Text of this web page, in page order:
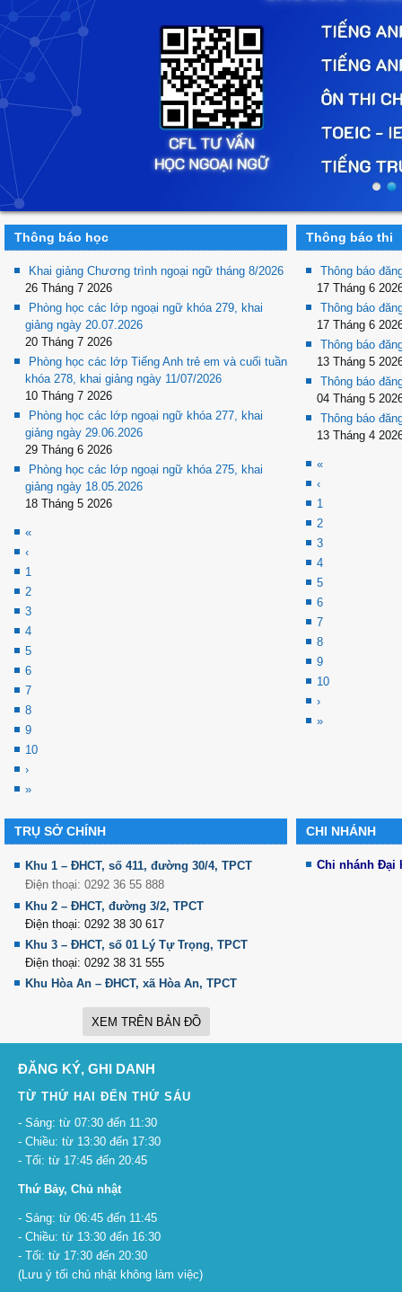
Thông báo học
Khai giảng Chương trình ngoại ngữ tháng 8/2026
26 Tháng 7 2026
Phòng học các lớp ngoại ngữ khóa 279, khai
giảng ngày 20.07.2026
20 Tháng 7 2026
Phòng học các lớp Tiếng Anh trẻ em và cuối tuần
khóa 278, khai giảng ngày 11/07/2026
10 Tháng 7 2026
Phòng học các lớp ngoại ngữ khóa 277, khai
giảng ngày 29.06.2026
29 Tháng 6 2026
Phòng học các lớp ngoại ngữ khóa 275, khai
giảng ngày 18.05.2026
18 Tháng 5 2026
«
‹
1
2
3
4
5
6
7
8
9
10
›
»
Thông báo thi
Thông báo
17 Tháng 6
Thông báo
17 Tháng 6
Thông báo
13 Tháng 5
Thông báo
04 Tháng 5
Thông báo
13 Tháng 4
«
‹
1
2
3
4
5
6
7
8
9
10
›
»
TRỤ SỞ CHÍNH
Khu 1 – ĐHCT, số 411, đường 30/4, TPCT
Điện thoại: 0292 36 55 888
Khu 2 – ĐHCT, đường 3/2, TPCT
Điện thoại: 0292 38 30 617
Khu 3 – ĐHCT, số 01 Lý Tự Trọng, TPCT
Điện thoại: 0292 38 31 555
Khu Hòa An – ĐHCT, xã Hòa An, TPCT
XEM TRÊN BẢN ĐỒ
CHI NHÁNH
Chi nhánh Đại
ĐĂNG KÝ, GHI DANH
TỪ THỨ HAI ĐẾN THỨ SÁU
- Sáng: từ 07:30 đến 11:30
- Chiều: từ 13:30 đến 17:30
- Tối: từ 17:45 đến 20:45
Thứ Bảy, Chủ nhật
- Sáng: từ 06:45 đến 11:45
- Chiều: từ 13:30 đến 16:30
- Tối: từ 17:30 đến 20:30
(Lưu ý tối chủ nhật không làm việc)